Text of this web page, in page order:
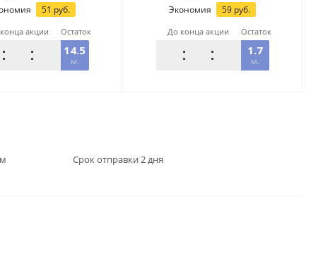
51 руб.
акции Остаток
14.5
м.
Экономия 59 руб.
До конца акции Остаток
1.7
м.
Срок отправки 2 дня